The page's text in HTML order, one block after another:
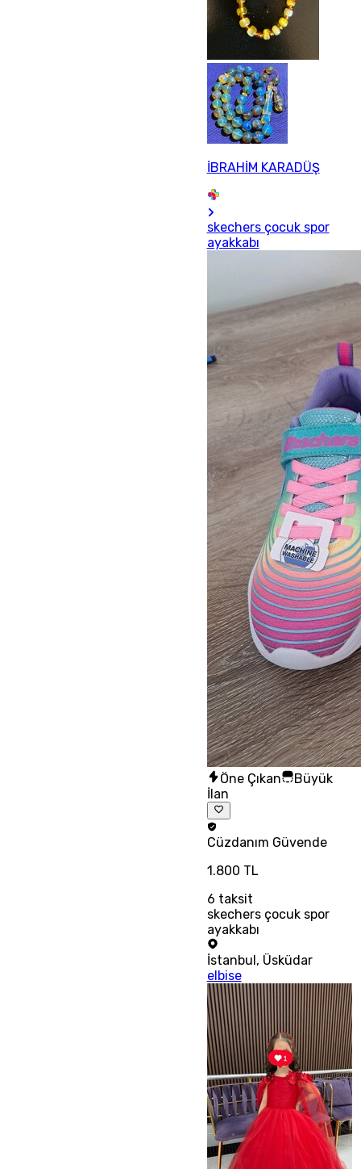
İBRAHİM KARADÜŞ
skechers çocuk spor
ayakkabı
Öne Çıkan
Büyük
İlan
Cüzdanım Güvende
1.800 TL
6 taksit
skechers çocuk spor
ayakkabı
İstanbul , Üsküdar
elbise